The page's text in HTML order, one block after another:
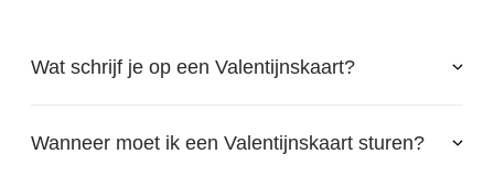
Wat schrijf je op een Valentijnskaart?
Wanneer moet ik een Valentijnskaart sturen?